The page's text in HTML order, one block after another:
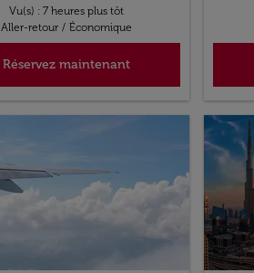
Vu(s) : 7 heures plus tôt
Aller-retour / Économique
Réservez maintenant